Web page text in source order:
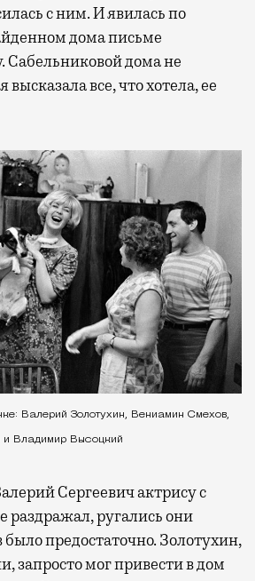
с ним. И явилась по
дома письме
Сабельниковой дома не
все, что хотела, ее
Валерий Золотухин, Вениамин Смехов,
и Владимир Высоцкий
Сергеевич актрису с
раздражал, ругались они
предостаточно. Золотухин,
запросто мог привести в дом